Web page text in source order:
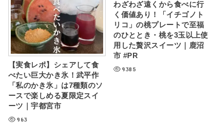
【実食レポ】シェアして食
べたい巨大かき氷！武平作
「私のかき氷」は7種類のソ
ースで楽しめる夏限定スイ
ーツ｜宇都宮市
963
わざわざ遠くから食べに行
く価値あり！「イチゴノト
リコ」の桃プレートで至福
のひととき・桃を3玉以上使
用した贅沢スイーツ｜鹿沼
市 #PR
9385